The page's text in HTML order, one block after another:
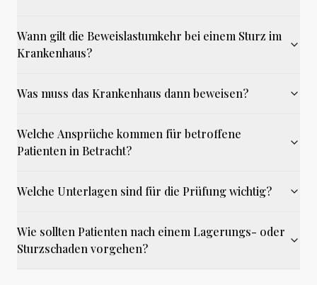
Wann gilt die Beweislastumkehr bei einem Sturz im
Krankenhaus?
Was muss das Krankenhaus dann beweisen?
Welche Ansprüche kommen für betroffene
Patienten in Betracht?
Welche Unterlagen sind für die Prüfung wichtig?
Wie sollten Patienten nach einem Lagerungs- oder
Sturzschaden vorgehen?